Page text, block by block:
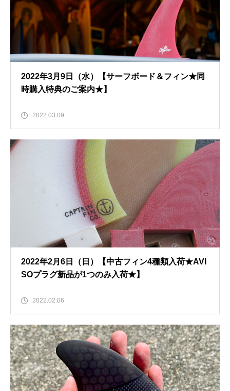
2022年3月9日（水）【サーフボード＆フィン★同
時購入特典のご案内★】
2022.03.09
2022年2月6日（日）【中古フィン4種類入荷★AVI
SOプラグ新品が1つのみ入荷★】
2022.02.06